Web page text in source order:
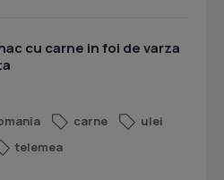
cu carne in foi de varza
carne
ulei
telemea